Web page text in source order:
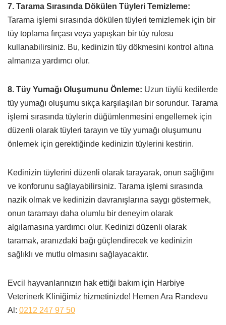
7. Tarama Sırasında Dökülen Tüyleri Temizleme:
Tarama işlemi sırasında dökülen tüyleri temizlemek için bir
tüy toplama fırçası veya yapışkan bir tüy rulosu
kullanabilirsiniz. Bu, kedinizin tüy dökmesini kontrol altına
almanıza yardımcı olur.
8. Tüy Yumağı Oluşumunu Önleme: Uzun tüylü kedilerde
tüy yumağı oluşumu sıkça karşılaşılan bir sorundur. Tarama
işlemi sırasında tüylerin düğümlenmesini engellemek için
düzenli olarak tüyleri tarayın ve tüy yumağı oluşumunu
önlemek için gerektiğinde kedinizin tüylerini kestirin.
Kedinizin tüylerini düzenli olarak tarayarak, onun sağlığını
ve konforunu sağlayabilirsiniz. Tarama işlemi sırasında
nazik olmak ve kedinizin davranışlarına saygı göstermek,
onun taramayı daha olumlu bir deneyim olarak
algılamasına yardımcı olur. Kedinizi düzenli olarak
taramak, aranızdaki bağı güçlendirecek ve kedinizin
sağlıklı ve mutlu olmasını sağlayacaktır.
Evcil hayvanlarınızın hak ettiği bakım için Harbiye
Veterinerk Kliniğimiz hizmetinizde! Hemen Ara Randevu
Al: 0212 247 97 50